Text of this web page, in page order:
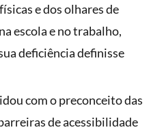
e dos olhares de
escola e no trabalho,
deficiência definisse
com o preconceito das
de acessibilidade